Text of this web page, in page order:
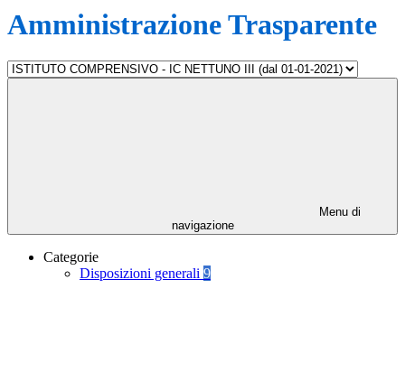
Amministrazione Trasparente
Menu di
navigazione
Categorie
Disposizioni generali 9